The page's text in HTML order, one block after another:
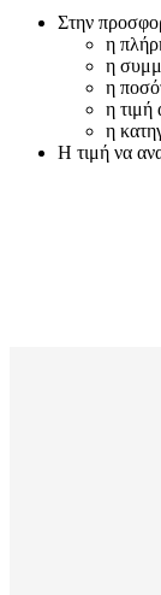
Στην
η
η
η
η τιμή
η
Η τιμή να